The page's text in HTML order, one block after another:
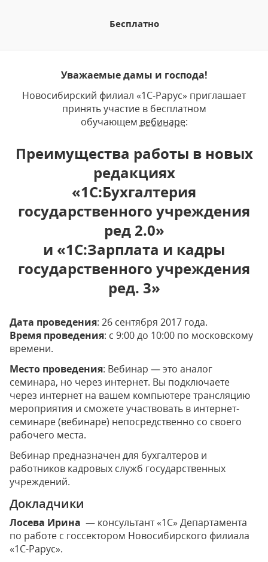
Бесплатно
Уважаемые дамы и господа!
Новосибирский филиал «1С-Рарус» приглашает
принять участие в бесплатном
обучающем вебинаре:
Преимущества работы в новых
редакциях
«1С:Бухгалтерия
государственного учреждения
ред 2.0»
и «1С:Зарплата и кадры
государственного учреждения
ред. 3»
Дата проведения: 26 сентября 2017 года.
Время проведения: с 9:00 до 10:00 по московскому
времени.
Место проведения: Вебинар — это аналог
семинара, но через интернет. Вы подключаете
через интернет на вашем компьютере трансляцию
мероприятия и сможете участвовать в интернет-
семинаре (вебинаре) непосредственно со своего
рабочего места.
Вебинар предназначен для бухгалтеров и
работников кадровых служб государственных
учреждений.
Докладчики
Лосева Ирина — консультант «1С» Департамента
по работе с госсектором Новосибирского филиала
«1С-Рарус».